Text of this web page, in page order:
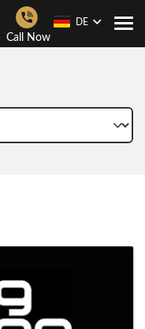
Call Now
DE